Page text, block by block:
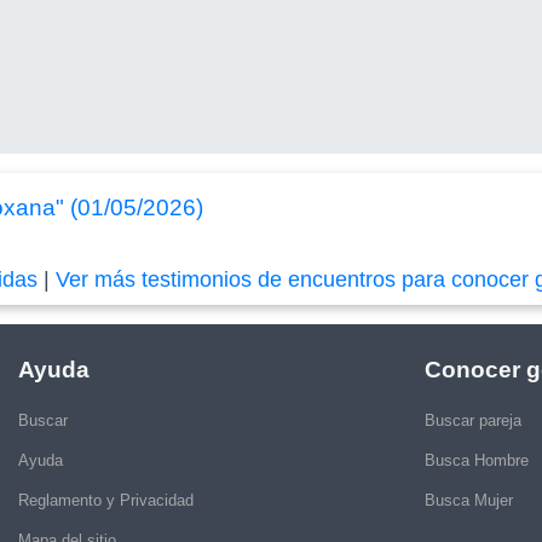
(01/05/2026)
|Ver más testimonios de encuentros para conocer
Ayuda
Buscar
Ayuda
Reglamento y Privacidad
Conocer
Buscar pareja
Busca Hombre
Busca Mujer